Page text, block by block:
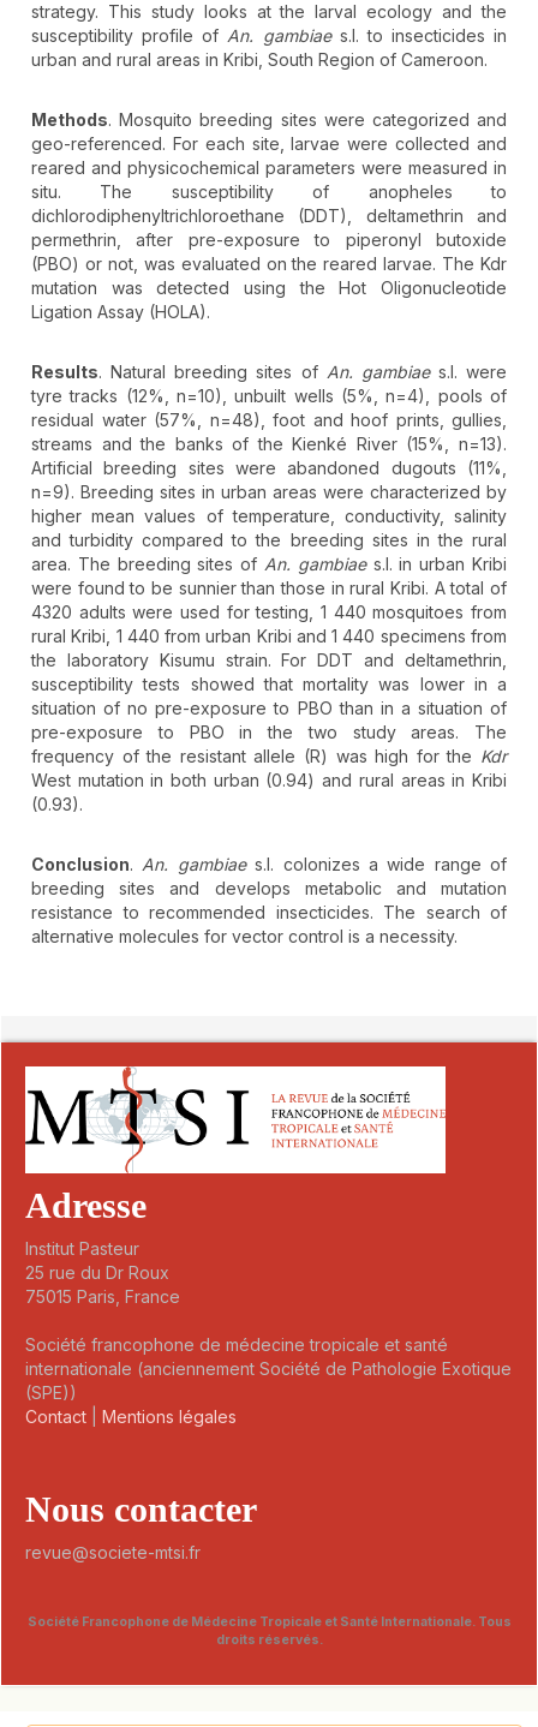
strategy. This study looks at the larval ecology and the
susceptibility profile of An. gambiaes.l. to insecticides in
urban and rural areas in Kribi, South Region of Cameroon.
Methods. Mosquito breeding sites were categorized and
geo-referenced. For each site, larvae were collected and
reared and physicochemical parameters were measured in
situ. The susceptibility of anopheles to
dichlorodiphenyltrichloroethane (DDT), deltamethrin and
permethrin, after pre-exposure to piperonyl butoxide
(PBO) or not, was evaluated on the reared larvae. The Kdr
mutation was detected using the Hot Oligonucleotide
Ligation Assay (HOLA).
Results. Natural breeding sites of An. gambiaes.l. were
tyre tracks (12%, n=10), unbuilt wells (5%, n=4), pools of
residual water (57%, n=48), foot and hoof prints, gullies,
streams and the banks of the Kienké River (15%, n=13).
Artificial breeding sites were abandoned dugouts (11%,
n=9). Breeding sites in urban areas were characterized by
higher mean values of temperature, conductivity, salinity
and turbidity compared to the breeding sites in the rural
area. The breeding sites of An. gambiaes.l. in urban Kribi
were found to be sunnier than those in rural Kribi. A total of
4320 adults were used for testing, 1 440 mosquitoes from
rural Kribi, 1 440 from urban Kribi and 1 440 specimens from
the laboratory Kisumu strain. For DDT and deltamethrin,
susceptibility tests showed that mortality was lower in a
situation of no pre-exposure to PBO than in a situation of
pre-exposure to PBO in the two study areas. The
frequency of the resistant allele (R) was high for the Kdr
West mutation in both urban (0.94) and rural areas in Kribi
(0.93).
Conclusion. An. gambiaes.l. colonizes a wide range of
breeding sites and develops metabolic and mutation
resistance to recommended insecticides. The search of
alternative molecules for vector control is a necessity.
Adresse
Institut Pasteur
25 rue du Dr Roux
75015 Paris, France
Société francophone de médecine tropicale et santé
internationale (anciennement Société de Pathologie Exotique
(SPE))
Contact
Mentions légales
Nous contacter
revue@societe-mtsi.fr
Société Francophone de Médecine Tropicale et Santé Internationale. Tous
droits réservés.